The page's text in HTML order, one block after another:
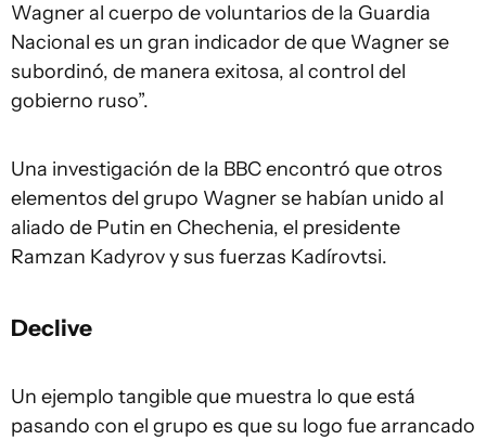
Wagner al cuerpo de voluntarios de la Guardia
Nacional es un gran indicador de que Wagner se
subordinó, de manera exitosa, al control del
gobierno ruso”.
Una investigación de la BBC encontró que otros
elementos del grupo Wagner se habían unido al
aliado de Putin en Chechenia, el presidente
Ramzan Kadyrov y sus fuerzas Kadírovtsi.
Declive
Un ejemplo tangible que muestra lo que está
pasando con el grupo es que su logo fue arrancado